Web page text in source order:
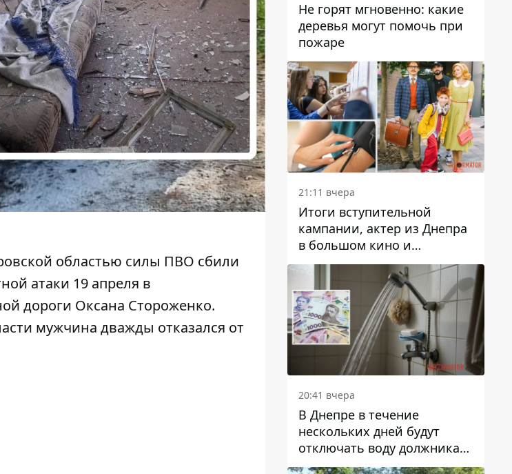
областью силы ПВО сбили
атаки 19 апреля в
дороги Оксана Стороженко.
мужчина дважды отказался от
Не горят мгновенно: какие
деревья могут помочь при
пожаре
21:11 вчера
Итоги вступительной
кампании, актер из Днепра
в большом кино и
полезные советы от
Информатора: топ хороших
новостей недели
20:41 вчера
В Днепре в течение
нескольких дней будут
отключать воду должникам
в Самарском районе: адреса